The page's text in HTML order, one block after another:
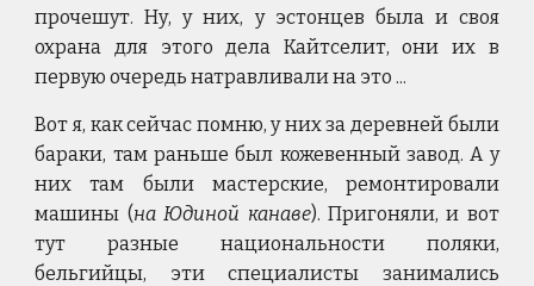
прочешут. Ну, у них, у эстонцев была и своя
охрана для этого дела Кайтселит, они их в
первую очередь натравливали на это ...
Вот я, как сейчас помню, у них за деревней были
бараки, там раньше был кожевенный завод. А у
них там были мастерские, ремонтировали
машины (на Юдиной канаве). Пригоняли, и вот
тут разные национальности поляки,
бельгийцы, эти специалисты занимались